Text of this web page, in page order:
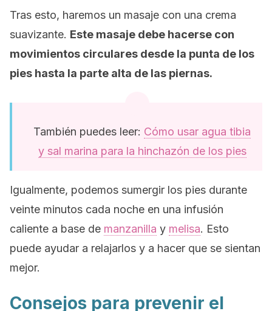
Tras esto, haremos un masaje con una crema
suavizante. Este masaje debe hacerse con
movimientos circulares desde la punta de los
pies hasta la parte alta de las piernas.
También puedes leer: Cómo usar agua tibia
y sal marina para la hinchazón de los pies
Igualmente, podemos sumergir los pies durante
veinte minutos cada noche en una infusión
caliente a base de manzanilla y melisa. Esto
puede ayudar a relajarlos y a hacer que se sientan
mejor.
Consejos para prevenir el